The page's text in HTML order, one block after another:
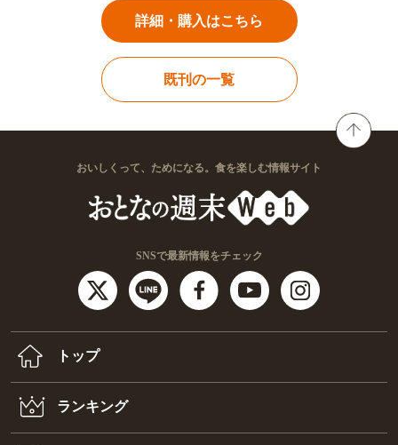
詳細・購入はこちら
既刊の一覧
おいしくって、ためになる。食を楽しむ情報サイト
SNSで最新情報をチェック
トップ
ランキング